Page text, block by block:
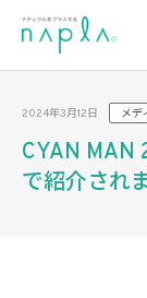
content
2024年3月12日 メデ
CYAN MAN
で紹介され